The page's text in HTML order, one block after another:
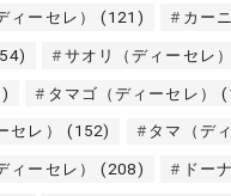
ィーセレ） (121) カー
サオリ（ディーセレ）
タマゴ（ディーセレ）
セレ） (152) タマ（デ
ィーセレ） (208) ドーナ